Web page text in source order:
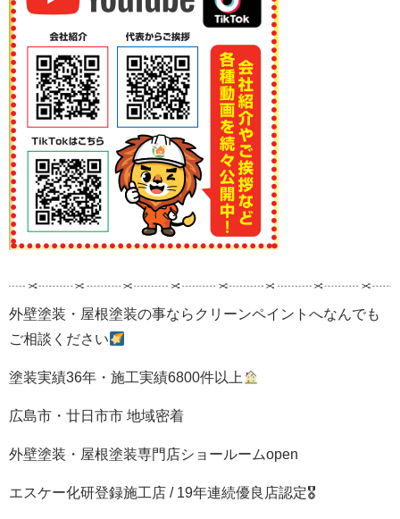
外壁塗装・屋根塗装の事ならクリーンペイントへなんでも
ご相談ください
塗装実績36年・施工実績6800件以上
広島市・廿日市市 地域密着
外壁塗装・屋根塗装専門店ショールームopen
エスケー化研登録施工店 / 19年連続優良店認定🎖